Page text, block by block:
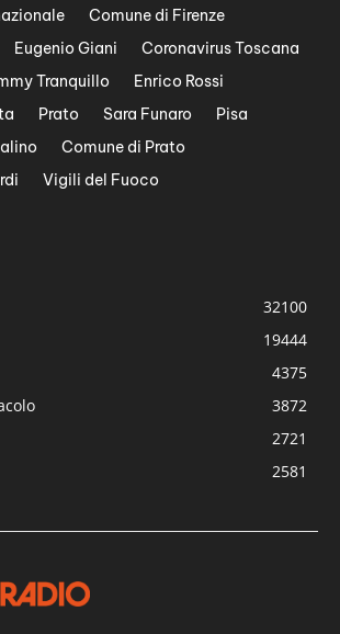
Comune di Firenze
Eugenio Giani
Coronavirus Toscana
Tranquillo
Enrico Rossi
Prato Sara Funaro
Pisa
Comune di Prato
Vigili del Fuoco
32100
19444
4375
3872
2721
2581